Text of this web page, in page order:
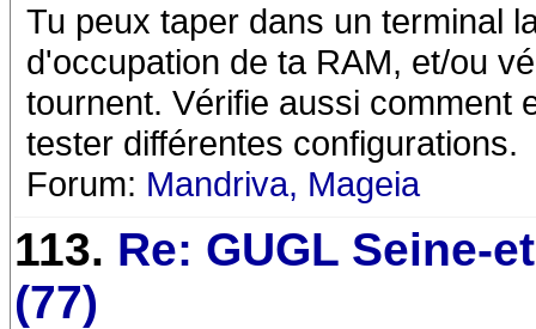
Tu peux taper dans un terminal
d'occupation de ta RAM, et/ou
tournent. Vérifie aussi comment
tester différentes configurations.
Forum: Mandriva, Mageia
113. Re: GUGL Seine-
(77)